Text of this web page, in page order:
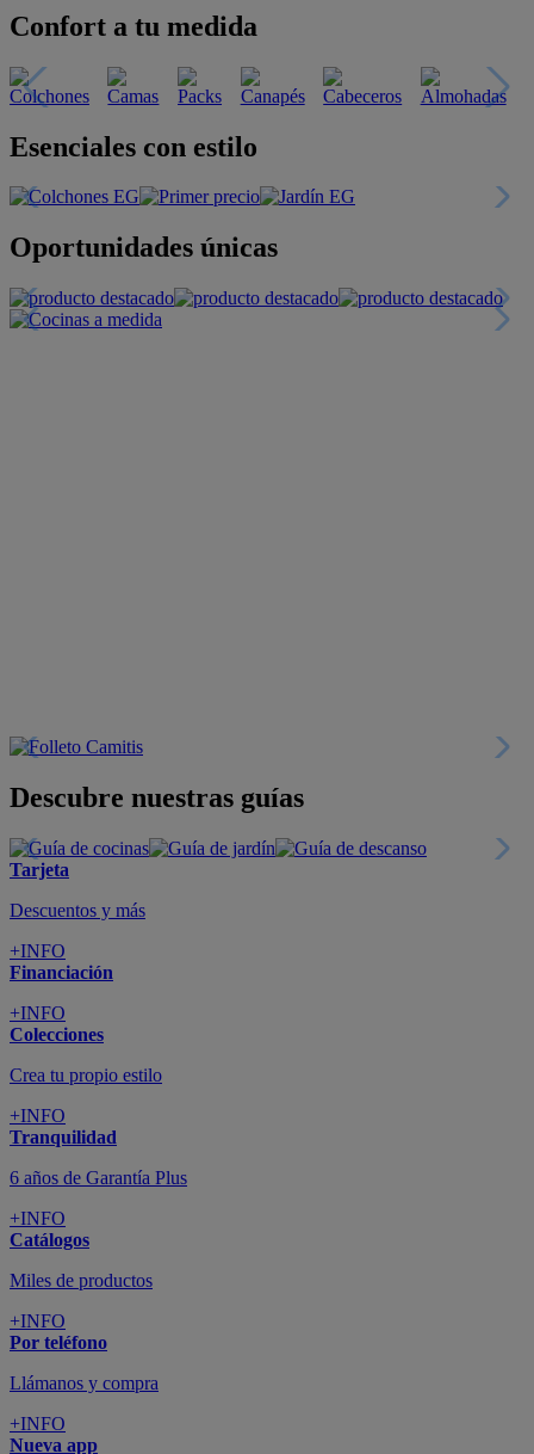
Confort a tu medida
Esenciales con estilo
Oportunidades únicas
Descubre nuestras guías
Tarjeta
Descuentos y más
+INFO
Financiación
+INFO
Colecciones
Crea tu propio estilo
+INFO
Tranquilidad
6 años de Garantía Plus
+INFO
Catálogos
Miles de productos
+INFO
Por teléfono
Llámanos y compra
+INFO
Nueva app